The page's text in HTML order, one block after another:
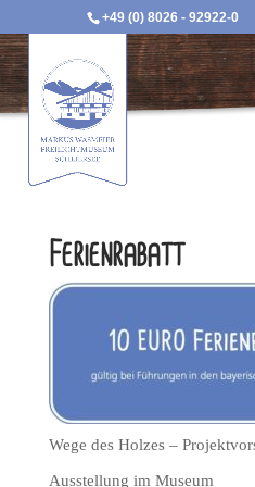
+49 (0) 8026 - 92922-0
Ferienrabatt
Wege des Holzes –
Ausstellung im Museum